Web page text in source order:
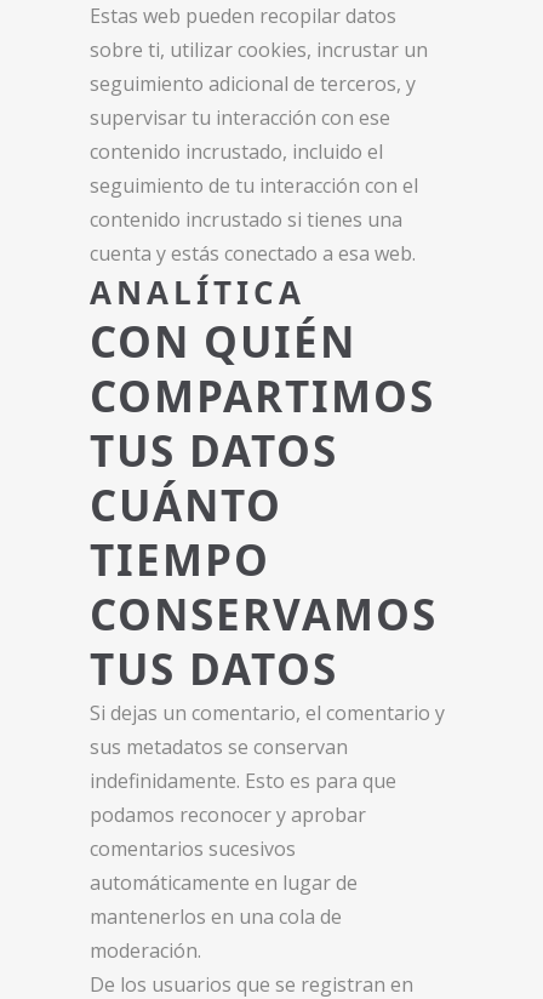
Estas web pueden recopilar datos
sobre ti, utilizar cookies, incrustar un
seguimiento adicional de terceros, y
supervisar tu interacción con ese
contenido incrustado, incluido el
seguimiento de tu interacción con el
contenido incrustado si tienes una
cuenta y estás conectado a esa web.
ANALÍTICA
CON QUIÉN
COMPARTIMOS
TUS DATOS
CUÁNTO
TIEMPO
CONSERVAMOS
TUS DATOS
Si dejas un comentario, el comentario y
sus metadatos se conservan
indefinidamente. Esto es para que
podamos reconocer y aprobar
comentarios sucesivos
automáticamente en lugar de
mantenerlos en una cola de
moderación.
De los usuarios que se registran en